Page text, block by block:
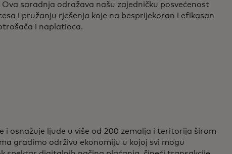
saradnja odražava našu zajedničku posvećenost
i pružanju rješenja koje na besprijekoran i efikasan
i naplatioca.
i osnažuje ljude u više od 200 zemalja i teritorija širom
gradimo održivu ekonomiju u kojoj svi mogu